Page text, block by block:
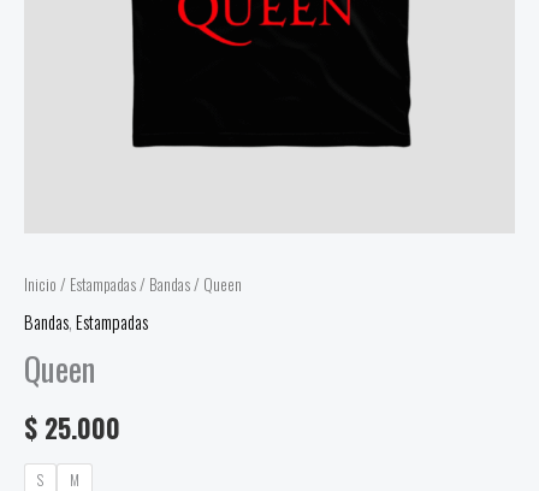
Inicio / Estampadas/ Bandas/ Queen
Bandas,Estampadas
Queen
$ 25.000
S M